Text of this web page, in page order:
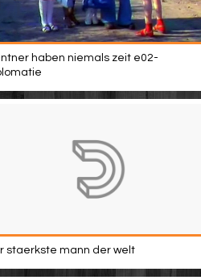
haben niemals zeit e02-
staerkste mann der welt